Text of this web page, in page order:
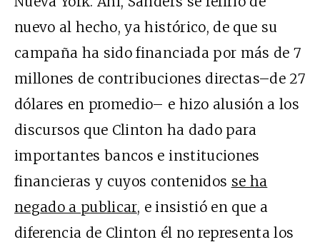
nuevo al hecho, ya histórico, de que su
campaña ha sido financiada por más de 7
millones de contribuciones directas–de 27
dólares en promedio– e hizo alusión a los
discursos que Clinton ha dado para
importantes bancos e instituciones
financieras y cuyos contenidos se ha
negado a publicar, e insistió en que a
diferencia de Clinton él no representa los